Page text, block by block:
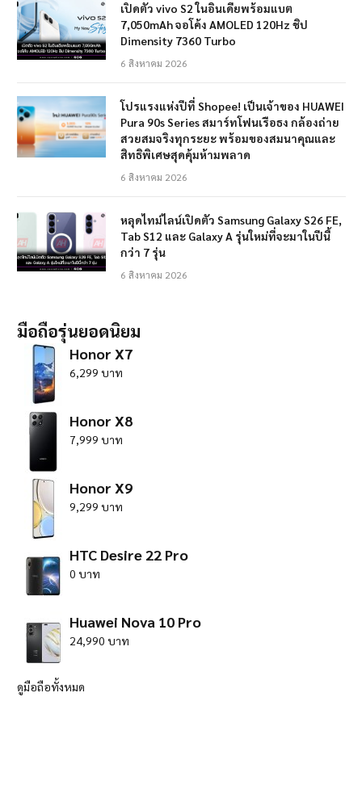
เปิดตัว vivo S2 ในอินเดียพร้อมแบต
7,050mAh จอโค้ง AMOLED 120Hz ชิป
Dimensity 7360 Turbo
6 สิงหาคม 2026
โปรแรงแห่งปีที่ Shopee! เป็นเจ้าของ HUAWEI
Pura 90s Series สมาร์ทโฟนเรือธง กล้องถ่าย
สวยสมจริงทุกระยะ พร้อมของสมนาคุณและ
สิทธิพิเศษสุดคุ้มห้ามพลาด
6 สิงหาคม 2026
หลุดไทม์ไลน์เปิดตัว Samsung Galaxy S26 FE,
Tab S12 และ Galaxy A รุ่นใหม่ที่จะมาในปีนี้
กว่า 7 รุ่น
6 สิงหาคม 2026
มือถือรุ่นยอดนิยม
Honor X7
6,299 บาท
Honor X8
7,999 บาท
Honor X9
9,299 บาท
HTC Desire 22 Pro
0 บาท
Huawei Nova 10 Pro
24,990 บาท
ดูมือถือทั้งหมด